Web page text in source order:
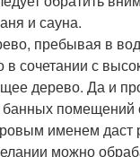
и сауна.
пребывая в
в сочетании с
дерево. Да и
помещений
именем даст
можно